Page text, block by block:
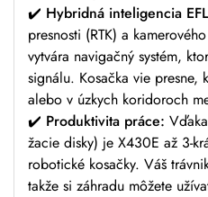
✔️ Hybridná inteligencia
presnosti (RTK) a
vytvára navigačný systém,
signálu. Kosačka vie presne,
alebo v úzkych koridoroch
✔️ Produktivita práce:
žacie disky) je X430E až 3-
robotické kosačky. Váš
takže si záhradu môžete